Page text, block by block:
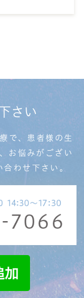
さい
で、患者様の生
お悩みがござい
わせ下さい。